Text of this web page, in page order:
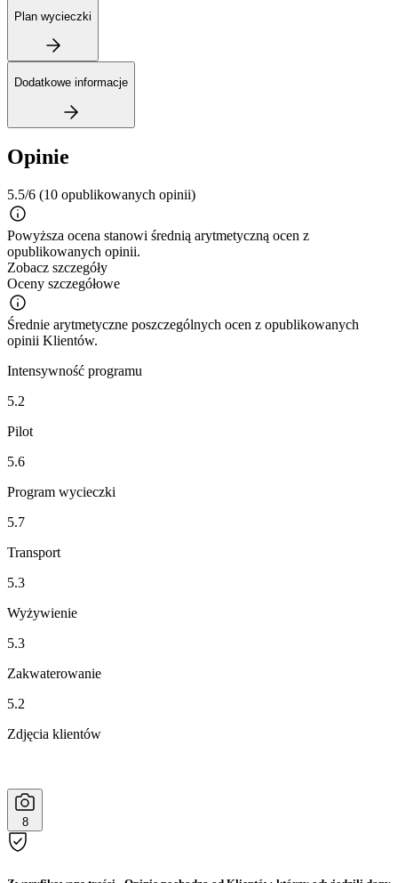
Plan wycieczki
Dodatkowe informacje
Opinie
5.5/6 (10 opublikowanych opinii)
Powyższa ocena stanowi średnią arytmetyczną ocen z
opublikowanych opinii.
Zobacz szczegóły
Oceny szczegółowe
Średnie arytmetyczne poszczególnych ocen z opublikowanych
opinii Klientów.
Intensywność programu
5.2
Pilot
5.6
Program wycieczki
5.7
Transport
5.3
Wyżywienie
5.3
Zakwaterowanie
5.2
Zdjęcia klientów
8